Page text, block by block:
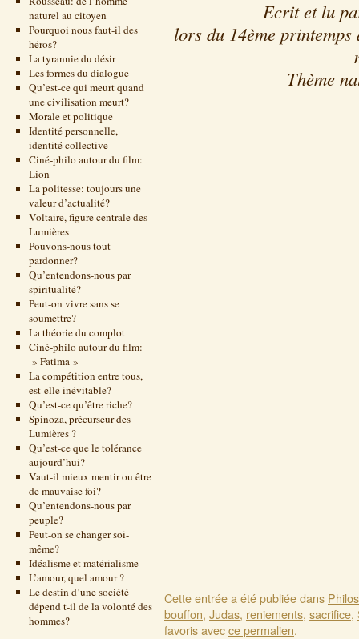
naturel au citoyen
Pourquoi nous faut-il des
héros?
La tyrannie du désir
Les formes du dialogue
Qu’est-ce qui meurt quand
une civilisation meurt?
Morale et politique
Identité personnelle,
identité collective
Ciné-philo autour du film:
Lion
La politesse: toujours une
valeur d’actualité?
Voltaire, figure centrale des
Lumières
Pouvons-nous tout
pardonner?
Qu’entendons-nous par
spiritualité?
Peut-on vivre sans se
soumettre?
La théorie du complot
Ciné-philo autour du film:
» Fatima »
La compétition entre tous,
est-elle inévitable?
Qu’est-ce qu’être riche?
Spinoza, précurseur des
Lumières ?
Qu’est-ce que le tolérance
aujourd’hui?
Vaut-il mieux mentir ou être
de mauvaise foi?
Qu’entendons-nous par
peuple?
Peut-on se changer soi-
même?
Idéalisme et matérialisme
L’amour, quel amour ?
Le destin d’une société
dépend t-il de la volonté des
hommes?
Ecrit et lu
lors du 14ème printemps
Thème
Cette entrée a été publiée dans
bouffon, Judas, reniements, sacrifice,
favoris avecce permalien.